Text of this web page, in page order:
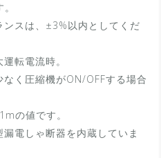
ンスは、±3%以内としてくだ
転電流時。
く圧縮機がON/OFFする場合
の値です。
電しゃ断器を内蔵していま